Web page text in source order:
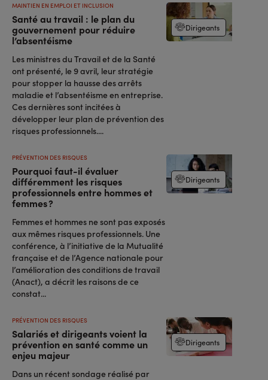
Santé au travail : le plan du
gouvernement pour réduire
l’absentéisme
MAINTIEN EN EMPLOI ET INCLUSION
Les ministres du Travail et de la Santé
ont présenté, le 9 avril, leur stratégie
pour stopper la hausse des arrêts
maladie et l’absentéisme en entreprise.
Ces dernières sont incitées à
développer leur plan de prévention des
risques professionnels....
Dirigeants
Pourquoi faut-il évaluer
différemment les risques
professionnels entre hommes et
femmes ?
PRÉVENTION DES RISQUES
Femmes et hommes ne sont pas exposés
aux mêmes risques professionnels. Une
conférence, à l’initiative de la Mutualité
française et de l’Agence nationale pour
l’amélioration des conditions de travail
(Anact), a décrit les raisons de ce
constat...
Dirigeants
Salariés et dirigeants voient la
prévention en santé comme un
enjeu majeur
PRÉVENTION DES RISQUES
Dans un récent sondage réalisé par
Dirigeants